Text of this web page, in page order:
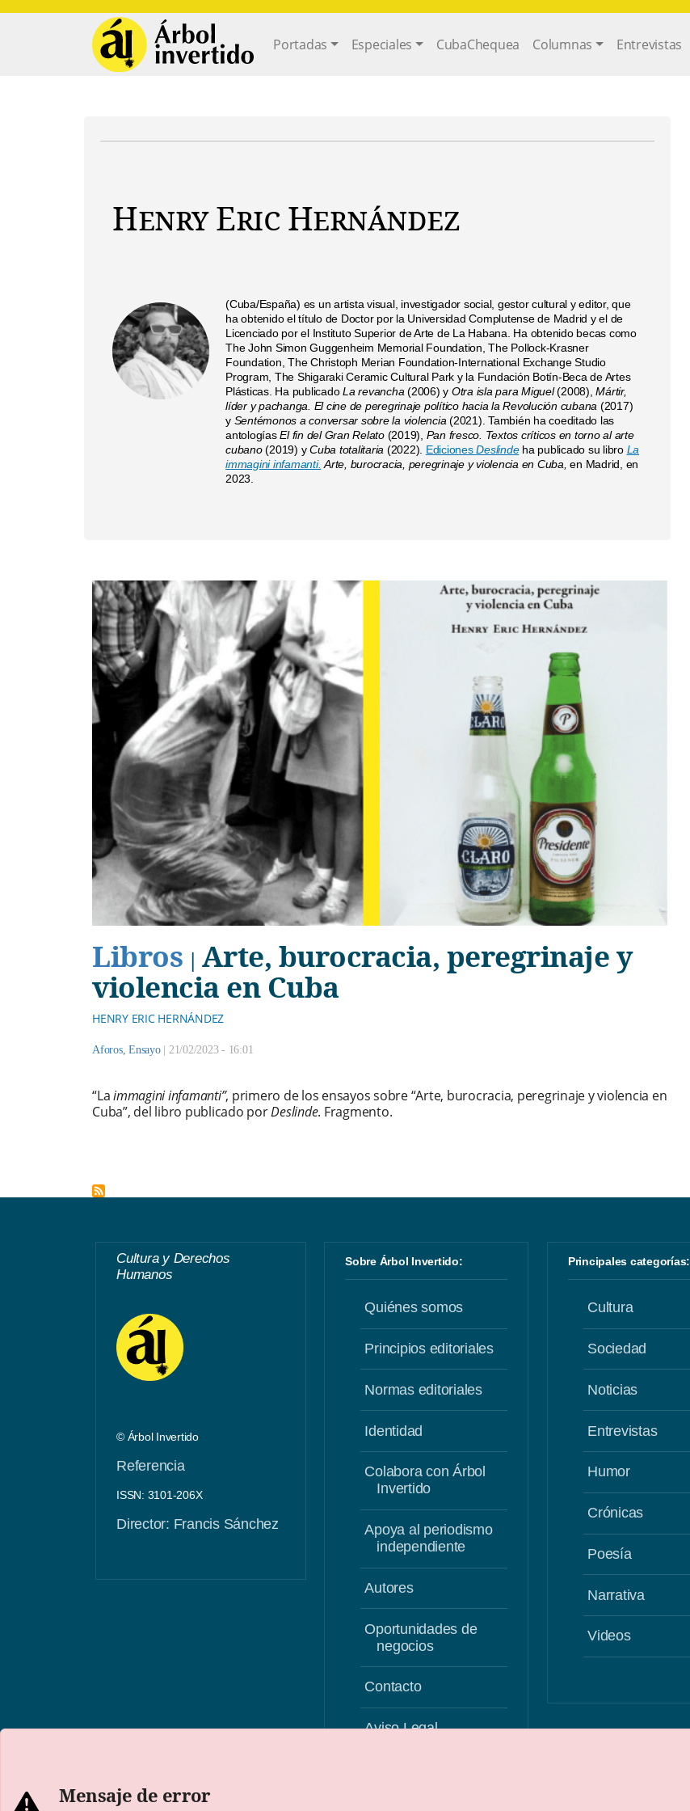
Mensaje de error
Main navigation
Portadas Especiales CubaChequea Columnas Entrevistas
Mensaje de error
Henry Eric Hernández
(Cuba/España) es un artista visual, investigador social, gestor cultural y editor, que
ha obtenido el título de Doctor por la Universidad Complutense de Madrid y el de
Licenciado por el Instituto Superior de Arte de La Habana. Ha obtenido becas como
The John Simon Guggenheim Memorial Foundation, The Pollock-Krasner
Foundation, The Christoph Merian Foundation-International Exchange Studio
Program, The Shigaraki Ceramic Cultural Park y la Fundación Botín-Beca de Artes
Plásticas. Ha publicadoLa revancha (2006) y Otra isla para Miguel(2008),Mártir,
líder y pachanga. El cine de peregrinaje político hacia la Revolución cubana (2017)
y Sentémonos a conversar sobre la violencia (2021). También ha coeditado las
antologíasEl fin del Gran Relato(2019), Pan fresco. Textos críticos en torno al arte
cubano(2019) yCuba totalitaria (2022). EdicionesDeslinde ha publicado su libro La
immagini infamanti. Arte, burocracia, peregrinaje y violencia en Cuba,en Madrid, en
2023.
Libros | Arte, burocracia, peregrinaje y
violencia en Cuba
HENRY ERIC HERNÁNDEZ
Aforos, Ensayo 21/02/2023 - 16:01
“Laimmagini infamanti”, primero de los ensayos sobre “Arte, burocracia, peregrinaje y violencia en
Cuba”, del libro publicado porDeslinde. Fragmento.
Cultura y Derechos
Humanos
© Árbol Invertido
Referencia
ISSN: 3101-206X
Director: Francis Sánchez
Sobre Árbol Invertido:
Quiénes somos
Principios editoriales
Normas editoriales
Identidad
Colabora con Árbol
Invertido
Apoya al periodismo
independiente
Autores
Oportunidades de
negocios
Contacto
Aviso Legal
Principales categorías:
Cultura
Sociedad
Noticias
Entrevistas
Humor
Crónicas
Poesía
Narrativa
Videos